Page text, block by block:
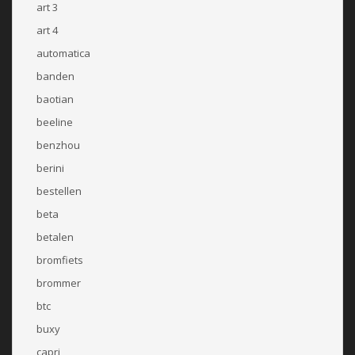
art 3
art 4
automatica
banden
baotian
beeline
benzhou
berini
bestellen
beta
betalen
bromfiets
brommer
btc
buxy
capri